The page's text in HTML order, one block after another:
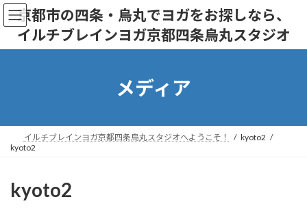
コ
ン
ン
プ
ナ
ビ
ー
動
京都市の四条・烏丸でヨガをお探しなら、
イルチブレインヨガ京都四条烏丸スタジオ
メディア
イルチブレインヨガ京都四条烏丸スタジオへようこそ！
kyoto2
kyoto2
kyoto2